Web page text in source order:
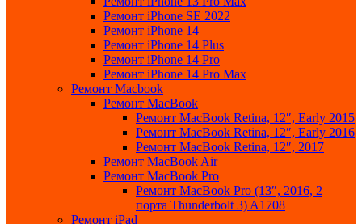
Ремонт iPhone SE 2022
Ремонт iPhone 14
Ремонт iPhone 14 Plus
Ремонт iPhone 14 Pro
Ремонт iPhone 14 Pro Max
Ремонт Macbook
Ремонт MacBook
Ремонт MacBook Retina, 12″, Early 2015
Ремонт MacBook Retina, 12″, Early 2016
Ремонт MacBook Retina, 12″, 2017
Ремонт MacBook Air
Ремонт MacBook Pro
Ремонт MacBook Pro (13″, 2016, 2
порта Thunderbolt 3) A1708
Ремонт iPad